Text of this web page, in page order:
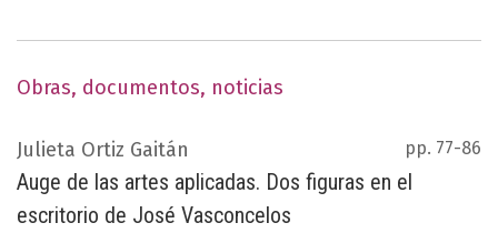
Obras, documentos, noticias
Julieta Ortiz Gaitán pp. 77-86
Auge de las artes aplicadas. Dos figuras en el
escritorio de José Vasconcelos